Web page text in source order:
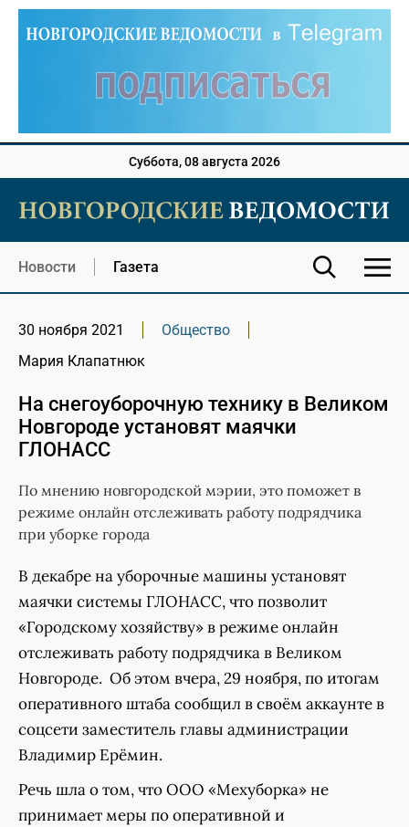
Суббота, 08 августа 2026
Новости Газета
30 ноября 2021
Общество
Мария Клапатнюк
На снегоуборочную технику в Великом
Новгороде установят маячки
ГЛОНАСС
По мнению новгородской мэрии, это поможет в
режиме онлайн отслеживать работу подрядчика
при уборке города
В декабре на уборочные машины установят
маячки системы ГЛОНАСС, что позволит
«Городскому хозяйству» в режиме онлайн
отслеживать работу подрядчика в Великом
Новгороде. Об этом вчера, 29 ноября, по итогам
оперативного штаба сообщил в своём аккаунте в
соцсети заместитель главы администрации
Владимир Ерёмин.
Речь шла о том, что ООО «Мехуборка» не
принимает меры по оперативной и